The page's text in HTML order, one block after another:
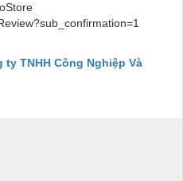
ty TNHH Công Nghiệp Và